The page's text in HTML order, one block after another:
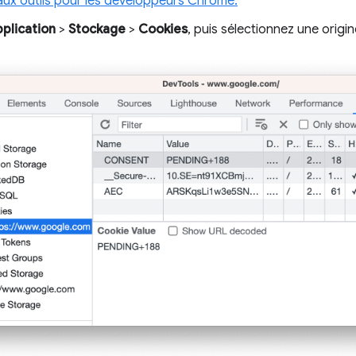
> Stockage > Cookies, puis sélectionnez une